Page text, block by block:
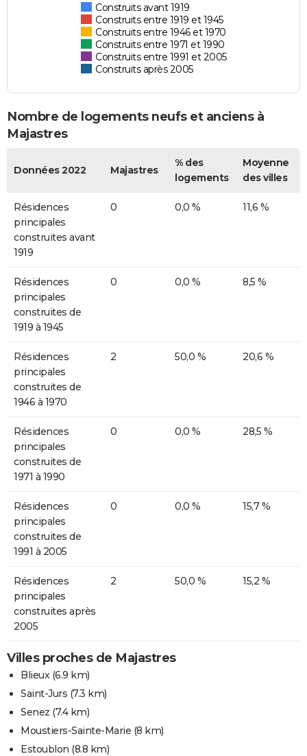
Construits avant 1919
Construits entre 1919 et 1945
Construits entre 1946 et 1970
Construits entre 1971 et 1990
Construits entre 1991 et 2005
Construits après 2005
Nombre de logements neufs et anciens à
Majastres
Données 2022 Majastres
% des
logements
Moyenne
des villes
Résidences
principales
construites avant
1919
0 0,0 % 11,6 %
Résidences
principales
construites de
1919 à 1945
0 0,0 % 8,5 %
Résidences
principales
construites de
1946 à 1970
2 50,0 % 20,6 %
Résidences
principales
construites de
1971 à 1990
0 0,0 % 28,5 %
Résidences
principales
construites de
1991 à 2005
0 0,0 % 15,7 %
Résidences
principales
construites après
2005
2 50,0 % 15,2 %
Villes proches de Majastres
Blieux(6.9 km)
Saint-Jurs (7.3 km)
Senez (7.4 km)
Moustiers-Sainte-Marie (8 km)
Estoublon (8.8 km)